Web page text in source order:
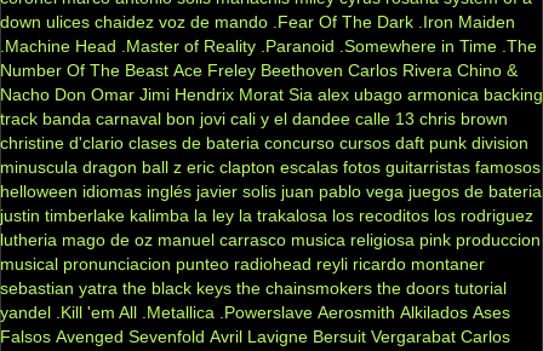
down ulices chaidez voz de mando .Fear Of The Dark .Iron Maiden
.Machine Head
.Master of Reality .Paranoid .Somewhere in Time .The
Number Of The Beast Ace Freley Beethoven Carlos Rivera Chino &
Nacho Don Omar Jimi Hendrix Morat Sia alex ubago armonica backing
track banda carnaval bon jovi cali y el dandee calle 13 chris brown
christine d'clario clases de bateria concurso cursos daft punk division
minuscula dragon ball z eric clapton escalas fotos guitarristas famosos
helloween idiomas inglés javier solis juan pablo vega juegos de bateria
justin timberlake kalimba la ley la trakalosa los recoditos los rodriguez
lutheria mago de oz manuel carrasco musica religiosa pink produccion
musical pronunciacion punteo radiohead reyli ricardo montaner
sebastian yatra the black keys the chainsmokers the doors tutorial
yandel .Kill 'em All .Metallica .Powerslave Aerosmith Alkilados Ases
Falsos Avenged Sevenfold Avril Lavigne Bersuit Vergarabat Carlos